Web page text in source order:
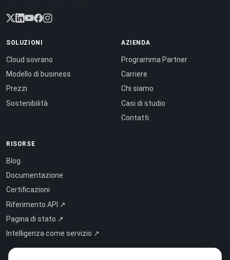
SOLUZIONI
Cloud sovrano
Modello di business
Prezzi
Sostenibilità
AZIENDA
Programma Partner
Carriere
Chi siamo
Casi di studio
Contatti
RISORSE
Blog
Documentazione
Certificazioni
Riferimento API ↗
Pagina di stato ↗
Intelligenza come servizio ↗